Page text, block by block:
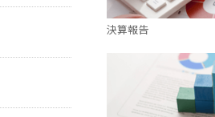
決算報告